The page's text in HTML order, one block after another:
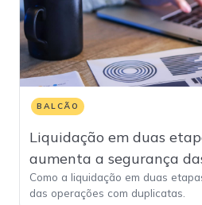
BALCÃO
Liquidação em duas
aumenta a segurança
duplicatas
Como a liquidação em duas
das operações com duplicatas.